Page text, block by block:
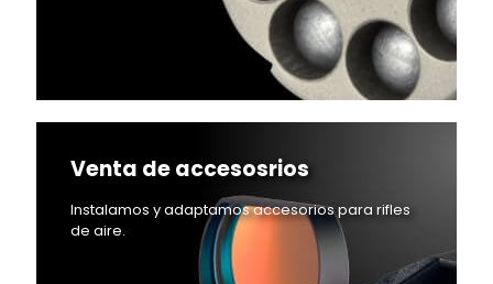
Venta de accesosrios
Instalamos y adaptamos accesorios para rifles
de aire.